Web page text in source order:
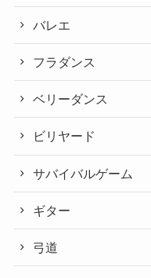
バレエ
フラダンス
ベリーダンス
ビリヤード
サバイバルゲーム
ギター
弓道